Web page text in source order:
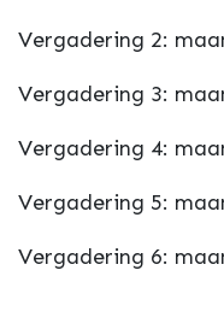
Vergadering 2:
Vergadering 3:
Vergadering 4:
Vergadering 5:
Vergadering 6: